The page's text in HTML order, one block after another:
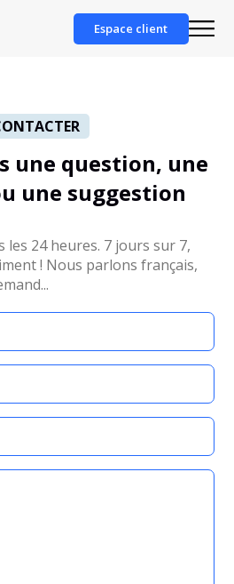
Espace client
une question, une
une suggestion
24 heures. 7 jours sur 7,
! Nous parlons français,